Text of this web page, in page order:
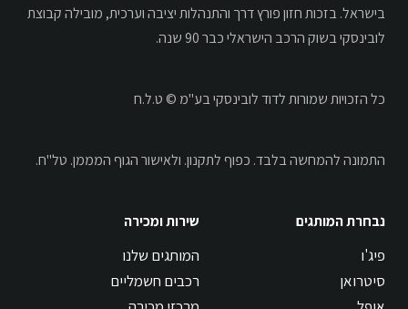
בישראל. בזכות חזון פורץ דרך והתנהלות יציבה וערכית, מובילה קבוצת
לובינסקי בשוק הרכב הישראלי כבר 90 שנה.
כל הזכויות שמורות לדוד לובינסקי בע"מ © ט.ל.ח
התמונה להמחשה בלבד. כפוף לתקנון. ולאישור הגוף המממן. טל"ח.
נבחרת המותגים
פיג'ו
סיטרואן
שירות ומכירה
המותגים שלנו
רכבים חשמליים